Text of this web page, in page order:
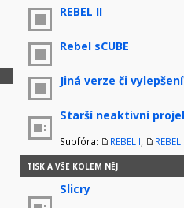
REBEL II
Rebel sCUBE
Jiná verze či
Starší neaktivní
Subfóra: REBEL I REBEL
TISK A VŠE KOLEM NĚJ
Slicry